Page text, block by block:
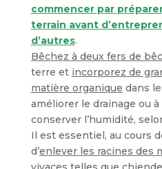
commencer par
terrain avant
d’autres.
Bêchez à deux fers de
terre et incorporez de
matière organique dans
améliorer le drainage ou
conserver l’humidité,
Il est essentiel, au cours
d’enlever les racines des